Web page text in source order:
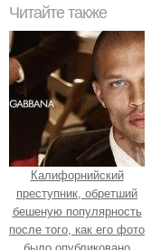
Читайте также
Калифорнийский
преступник, обретший
бешеную популярность
после того, как его фото
было опубликовано